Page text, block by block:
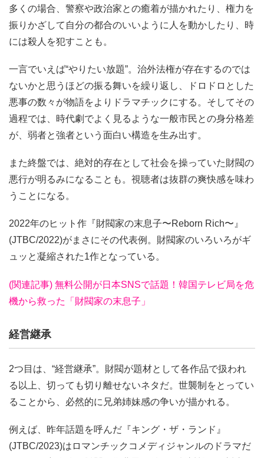
ないかと思うほどの振る舞いを繰り返し、ドロドロとした
悪事の数々が物語をよりドラマチックにする。そしてその
過程では、時代劇でよく見るような一般市民との身分格差
また終盤では、絶対的存在として社会を操っていた財閥の
悪行が明るみになることも。視聴者は抜群の爽快感を味わ
うことになる。
(JTBC/2022)がまさにその代表例。財閥家のいろいろがギ
ュッと凝縮された1作となっている。
機から救った「財閥家の末息子」
経営継承
2つ目は、“経営継承”。財閥が題材として各作品で扱われ
る以上、切っても切り離せないネタだ。世襲制をとってい
例えば、昨年話題を呼んだ『キング・ザ・ランド』
(JTBC/2023)はロマンチックコメディジャンルのドラマだ
ったが、主人公が財閥の御曹司で姉から敵対視され対立す
る様がスパイス的に用いられていた。